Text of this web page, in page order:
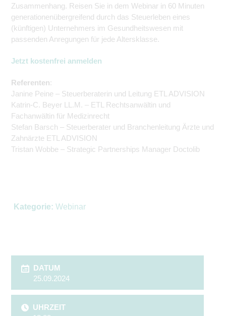
Zusammenhang. Reisen Sie in dem Webinar in 60 Minuten
generationenübergreifend durch das Steuerleben eines
(künftigen) Unternehmers im Gesundheitswesen mit
passenden Anregungen für jede Altersklasse.
Jetzt kostenfrei anmelden
Referenten:
Janine Peine – Steuerberaterin und Leitung ETL ADVISION
Katrin-C. Beyer LL.M. – ETL Rechtsanwältin und
Fachanwältin für Medizinrecht
Stefan Barsch – Steuerberater und Branchenleitung Ärzte und
Zahnärzte ETL ADVISION
Tristan Wobbe – Strategic Partnerships Manager Doctolib
Kategorie: Webinar
DATUM
25.09.2024
UHRZEIT